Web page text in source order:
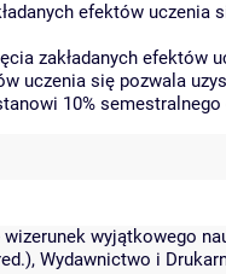
efektów
zakładanych efektów
uczenia się pozwala
10%
wyjątkowego
Wydawnictwo i